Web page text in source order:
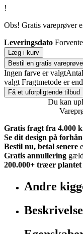
!
Obs! Gratis vareprøver
Leveringsdato
Læg i kurv
Bestil en gratis vareprøve
Ingen farve er valgt
valgt Fragtmetode er
Få et uforpligtende tilbud
Du kan
Gratis fragt fra 4.000
Se dit design på
Bestil nu, betal senere
Gratis annullering
200.000+ træer plantet
Andre
Beskrivelse